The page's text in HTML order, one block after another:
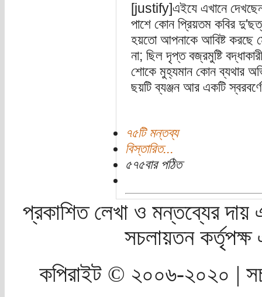
[justify]এইযে এখানে দেখছেন
পাশে কোন প্রিয়তম কবির
হয়তো আপনাকে আবিষ্ট করছে
না; ছিল দৃপ্ত বজ্রমুষ্টি
শোকে মুহ্যমান কোন ব্যথার
ছয়টি ব্যঞ্জন আর একটি
৭৫টি মন্তব্য
বিস্তারিত...
৫৭৫বার পঠিত
প্রকাশিত লেখা ও মন্তব্যের দায়
সচলায়তন
কপিরাইট © ২০০৬-২০২০ |